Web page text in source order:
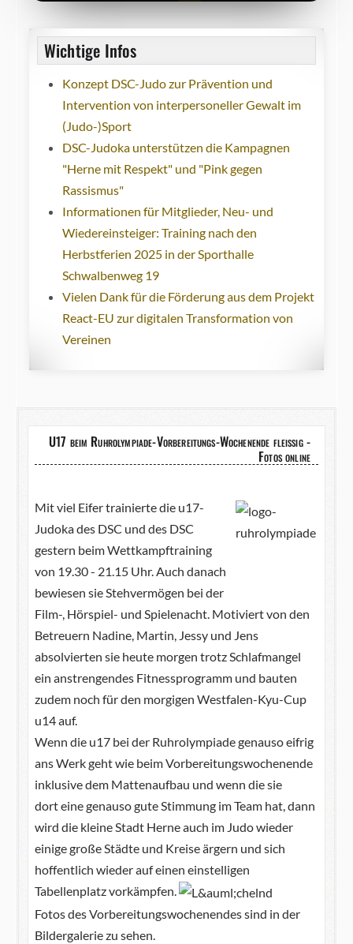
Wichtige Infos
Konzept DSC-Judo zur Prävention und
Intervention von interpersoneller Gewalt im
(Judo-)Sport
DSC-Judoka unterstützen die Kampagnen
"Herne mit Respekt" und "Pink gegen
Rassismus"
Informationen für Mitglieder, Neu- und
Wiedereinsteiger: Training nach den
Herbstferien 2025 in der Sporthalle
Schwalbenweg 19
Vielen Dank für die Förderung aus dem Projekt
React-EU zur digitalen Transformation von
Vereinen
U17 beim Ruhrolympiade-Vorbereitungs-Wochenende fleißig -
Fotos online
Mit viel Eifer trainierte die u17-
Judoka des DSC und des DSC
gestern beim Wettkampftraining
von 19.30 - 21.15 Uhr. Auch danach
bewiesen sie Stehvermögen bei der
Film-, Hörspiel- und Spielenacht. Motiviert von den
Betreuern Nadine, Martin, Jessy und Jens
absolvierten sie heute morgen trotz Schlafmangel
ein anstrengendes Fitnessprogramm und bauten
zudem noch für den morgigen Westfalen-Kyu-Cup
u14 auf.
Wenn die u17 bei der Ruhrolympiade genauso eifrig
ans Werk geht wie beim Vorbereitungswochenende
inklusive dem Mattenaufbau und wenn die sie
dort eine genauso gute Stimmung im Team hat, dann
wird die kleine Stadt Herne auch im Judo wieder
einige große Städte und Kreise ärgern und sich
hoffentlich wieder auf einen einstelligen
Tabellenplatz vorkämpfen.
Fotos des Vorbereitungswochenendes sind in der
Bildergalerie zu sehen.